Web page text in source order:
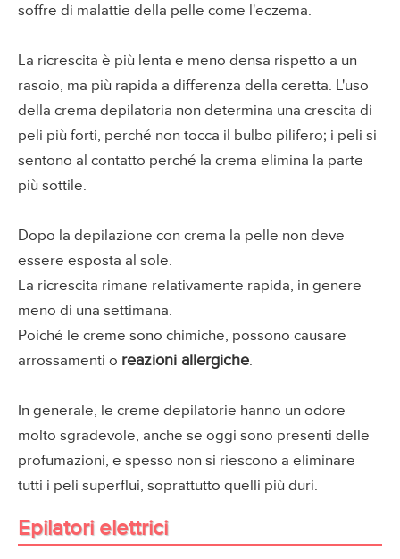
soffre di malattie della pelle come l'eczema.
La ricrescita è più lenta e meno densa rispetto a un
rasoio, ma più rapida a differenza della ceretta. L'uso
della crema depilatoria non determina una crescita di
peli più forti, perché non tocca il bulbo pilifero; i peli si
sentono al contatto perché la crema elimina la parte
più sottile.
Dopo la depilazione con crema la pelle non deve
essere esposta al sole.
La ricrescita rimane relativamente rapida, in genere
meno di una settimana.
Poiché le creme sono chimiche, possono causare
arrossamenti o reazioni allergiche.
In generale, le creme depilatorie hanno un odore
molto sgradevole, anche se oggi sono presenti delle
profumazioni, e spesso non si riescono a eliminare
tutti i peli superflui, soprattutto quelli più duri.
Epilatori elettrici